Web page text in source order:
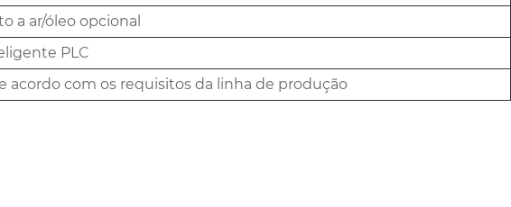
a ar/óleo opcional
PLC
acordo com os requisitos da linha de produção